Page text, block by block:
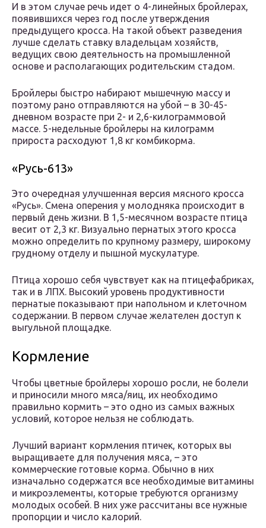
И в этом случае речь идет о 4-линейных бройлерах,
появившихся через год после утверждения
предыдущего кросса. На такой объект разведения
лучше сделать ставку владельцам хозяйств,
ведущих свою деятельность на промышленной
основе и располагающих родительским стадом.
Бройлеры быстро набирают мышечную массу и
поэтому рано отправляются на убой – в 30-45-
дневном возрасте при 2- и 2,6-килограммовой
массе. 5-недельные бройлеры на килограмм
прироста расходуют 1,8 кг комбикорма.
«Русь-613»
Это очередная улучшенная версия мясного кросса
«Русь». Смена оперения у молодняка происходит в
первый день жизни. В 1,5-месячном возрасте птица
весит от 2,3 кг. Визуально пернатых этого кросса
можно определить по крупному размеру, широкому
грудному отделу и пышной мускулатуре.
Птица хорошо себя чувствует как на птицефабриках,
так и в ЛПХ. Высокий уровень продуктивности
пернатые показывают при напольном и клеточном
содержании. В первом случае желателен доступ к
выгульной площадке.
Кормление
Чтобы цветные бройлеры хорошо росли, не болели
и приносили много мяса/яиц, их необходимо
правильно кормить – это одно из самых важных
условий, которое нельзя не соблюдать.
Лучший вариант кормления птичек, которых вы
выращиваете для получения мяса, – это
коммерческие готовые корма. Обычно в них
изначально содержатся все необходимые витамины
и микроэлементы, которые требуются организму
молодых особей. В них уже рассчитаны все нужные
пропорции и число калорий.